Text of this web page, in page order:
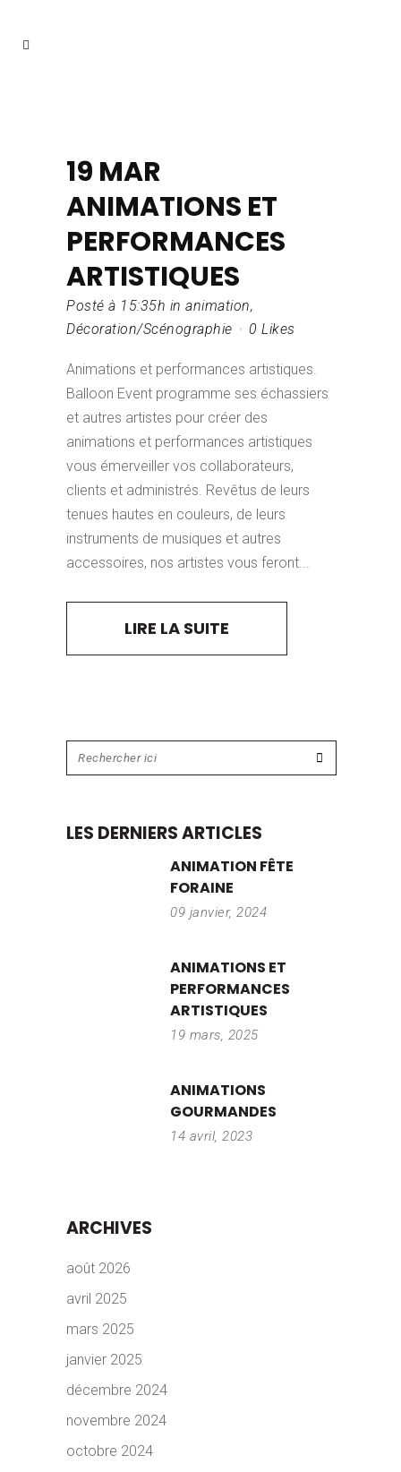
19 MAR
ANIMATIONS ET
PERFORMANCES
ARTISTIQUES
Posté à 15:35h in animation,
Décoration/Scénographie
0 Likes
Animations et performances artistiques.
Balloon Event programme ses échassiers
et autres artistes pour créer des
animations et performances artistiques
vous émerveiller vos collaborateurs,
clients et administrés. Revêtus de leurs
tenues hautes en couleurs, de leurs
instruments de musiques et autres
accessoires, nos artistes vous feront...
LIRE LA SUITE
LES DERNIERS ARTICLES
ANIMATION FÊTE
FORAINE
09 janvier, 2024
ANIMATIONS ET
PERFORMANCES
ARTISTIQUES
19 mars, 2025
ANIMATIONS
GOURMANDES
14 avril, 2023
ARCHIVES
août 2026
avril 2025
mars 2025
janvier 2025
décembre 2024
novembre 2024
octobre 2024